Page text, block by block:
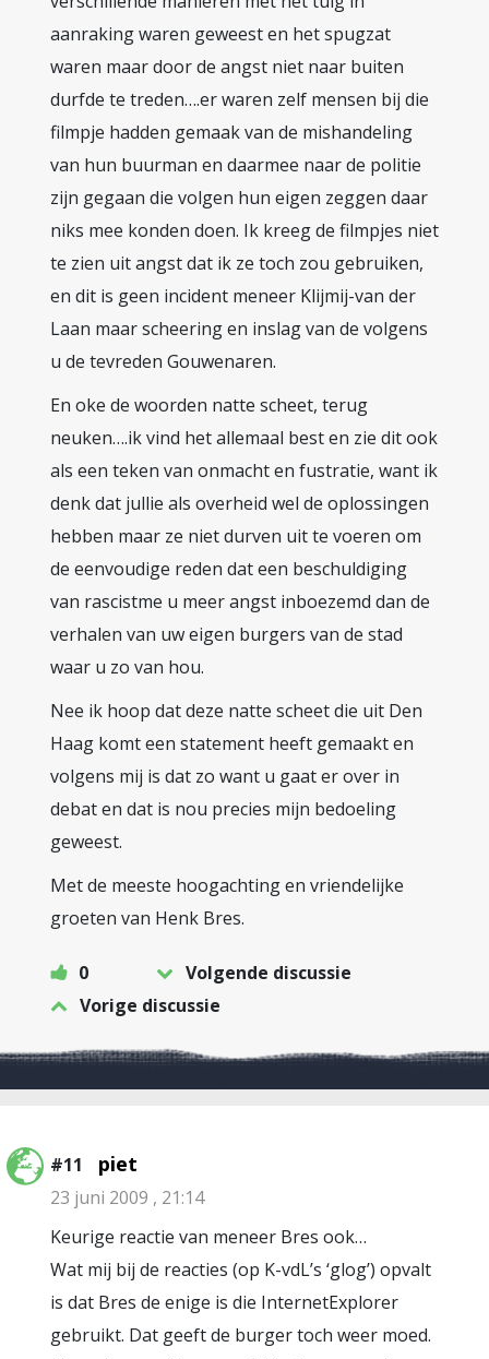
aanraking waren geweest en het spugzat
waren maar door de angst niet naar buiten
durfde te treden….er waren zelf mensen bij die
filmpje hadden gemaak van de mishandeling
van hun buurman en daarmee naar de politie
zijn gegaan die volgen hun eigen zeggen daar
niks mee konden doen. Ik kreeg de filmpjes niet
te zien uit angst dat ik ze toch zou gebruiken,
en dit is geen incident meneer Klijmij-van der
Laan maar scheering en inslag van de volgens
u de tevreden Gouwenaren.
En oke de woorden natte scheet, terug
neuken….ik vind het allemaal best en zie dit ook
als een teken van onmacht en fustratie, want ik
denk dat jullie als overheid wel de oplossingen
hebben maar ze niet durven uit te voeren om
de eenvoudige reden dat een beschuldiging
van rascistme u meer angst inboezemd dan de
verhalen van uw eigen burgers van de stad
waar u zo van hou.
Nee ik hoop dat deze natte scheet die uit Den
Haag komt een statement heeft gemaakt en
volgens mij is dat zo want u gaat er over in
debat en dat is nou precies mijn bedoeling
geweest.
Met de meeste hoogachting en vriendelijke
groeten van Henk Bres.
0
Volgende discussie
Vorige discussie
#11 piet
23 juni 2009 , 21:14
Keurige reactie van meneer Bres ook…
Wat mij bij de reacties (op K-vdL’s ‘glog’) opvalt
is dat Bres de enige is die InternetExplorer
gebruikt. Dat geeft de burger toch weer moed.